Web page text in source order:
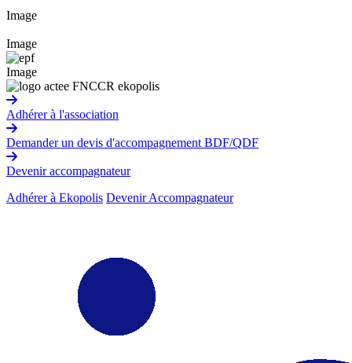
Image
Image
Image
Adhérer à l'association
Demander un devis d'accompagnement BDF/QDF
Devenir accompagnateur
Adhérer à Ekopolis Devenir Accompagnateur